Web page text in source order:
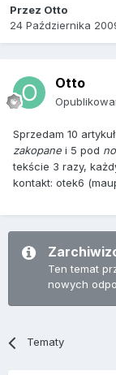
Przez Otto
24 Października
Otto
Sprzedam 10
zakopane i 5 pod
tekście 3 razy,
kontakt: otek6
Ten temat
nowych
Tematy